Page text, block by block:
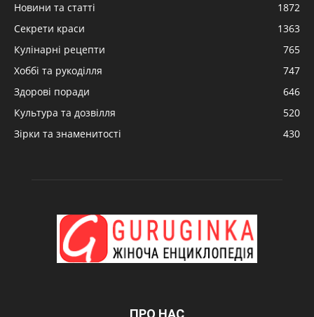
Новини та статті
1872
Секрети краси
1363
Кулінарні рецепти
765
Хоббі та рукоділля
747
Здорові поради
646
Культура та дозвілля
520
Зірки та знаменитості
430
ПРО НАС